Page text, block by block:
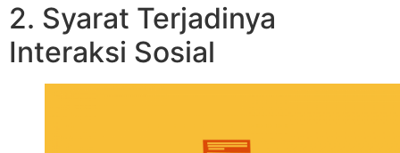
2. Syarat Terjadinya
Interaksi Sosial